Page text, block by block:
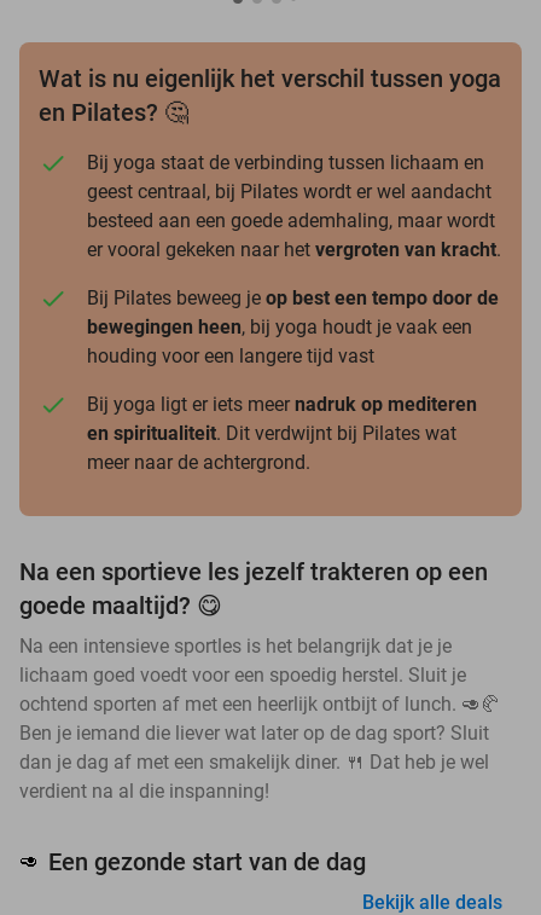
Wat is nu eigenlijk het verschil tussen yoga
en Pilates? 🤔
Bij yoga staat de verbinding tussen lichaam en
geest centraal, bij Pilates wordt er wel aandacht
besteed aan een goede ademhaling, maar wordt
er vooral gekeken naar het vergroten van kracht.
Bij Pilates beweeg je op best een tempo door de
bewegingen heen, bij yoga houdt je vaak een
houding voor een langere tijd vast
Bij yoga ligt er iets meer nadruk op mediteren
en spiritualiteit. Dit verdwijnt bij Pilates wat
meer naar de achtergrond.
Na een sportieve les jezelf trakteren op een
goede maaltijd? 😋
Na een intensieve sportles is het belangrijk dat je je
lichaam goed voedt voor een spoedig herstel. Sluit je
ochtend sporten af met een heerlijk ontbijt of lunch. 🥑🥐
Ben je iemand die liever wat later op de dag sport? Sluit
dan je dag af met een smakelijk diner. 🍴 Dat heb je wel
verdient na al die inspanning!
🥑 Een gezonde start van de dag
Bekijk alle deals